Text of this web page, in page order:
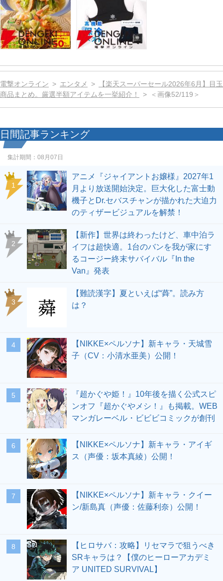
電撃オンライン エンタメ
【楽天スーパーセール2026年6月】目玉
商品まとめ。厳選半額アイテムを一挙紹介！
＜画像52/119＞
日間記事ランキング
集計期間： 08月07日
1
アニメ『ジャイアントお嬢様』2027年1
月より放送開始決定。巨大化した富士動
機子とDr.セバスチャンが描かれた大迫力
のティザービジュアルを解禁！
2
【新作】世界は終わったけど、車中泊ラ
イフは超快適。1台のバンを我が家にす
るコージー終末サバイバル『In the
Van』発表
3
【難読漢字】夏といえば“蕣”。読み方
は？
4
【NIKKE×ペルソナ】新キャラ・天城雪
子（CV：小清水亜美）公開！
5
『超かぐや姫！』10年後を描く公式スピ
ンオフ『超かぐやメシ！』も掲載。WEB
マンガレーベル・ビビビコミックが創刊
6
【NIKKE×ペルソナ】新キャラ・アイギ
ス（声優：坂本真綾）公開！
7
【NIKKE×ペルソナ】新キャラ・クイー
ン/新島真（声優：佐藤利奈）公開！
8
【ヒロサバ：攻略】リセマラで狙うべき
SRキャラは？【僕のヒーローアカデミ
ア UNITED SURVIVAL】